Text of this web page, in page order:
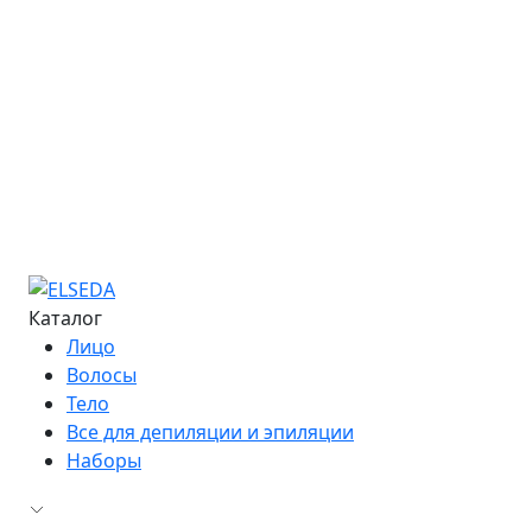
Каталог
Лицо
Волосы
Тело
Все для депиляции и эпиляции
Наборы